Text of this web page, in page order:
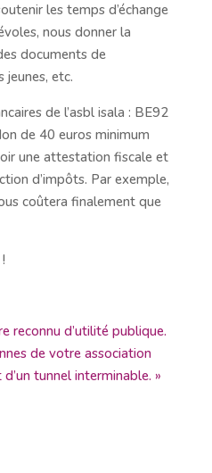
les temps d’échange
nous donner la
documents de
jeunes, etc.
de l’asbl isala : BE92
de 40 euros minimum
une attestation fiscale et
d’impôts. Par exemple,
coûtera finalement que
reconnu d’utilité publique.
de votre association
tunnel interminable. »